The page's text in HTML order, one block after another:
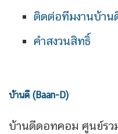
ติดต่อทีมงานบ้าน
คำสงวนสิทธิ์
บ้านดี (Baan-D)
บ้านดีดอทคอม ศูนย์ร